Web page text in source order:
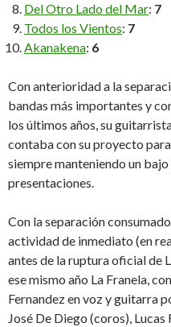
Del Otro Lado del Mar: 7
Todos los Vientos: 7
Akanakena: 6
Con anterioridad a la
bandas más importantes y
los últimos años, su
contaba con su proyecto
siempre manteniendo un
presentaciones.
Con la separación
actividad de inmediato (en
antes de la ruptura oficial de
ese mismo año La Franela,
Fernandez en voz y guitarra
José De Diego (coros),